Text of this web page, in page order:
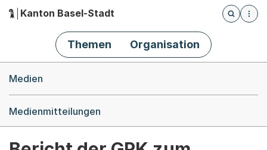
Hauptnavigation
Kanton Basel-Stadt
Öffnet
Themen Organisation
Medien
Medienmitteilungen